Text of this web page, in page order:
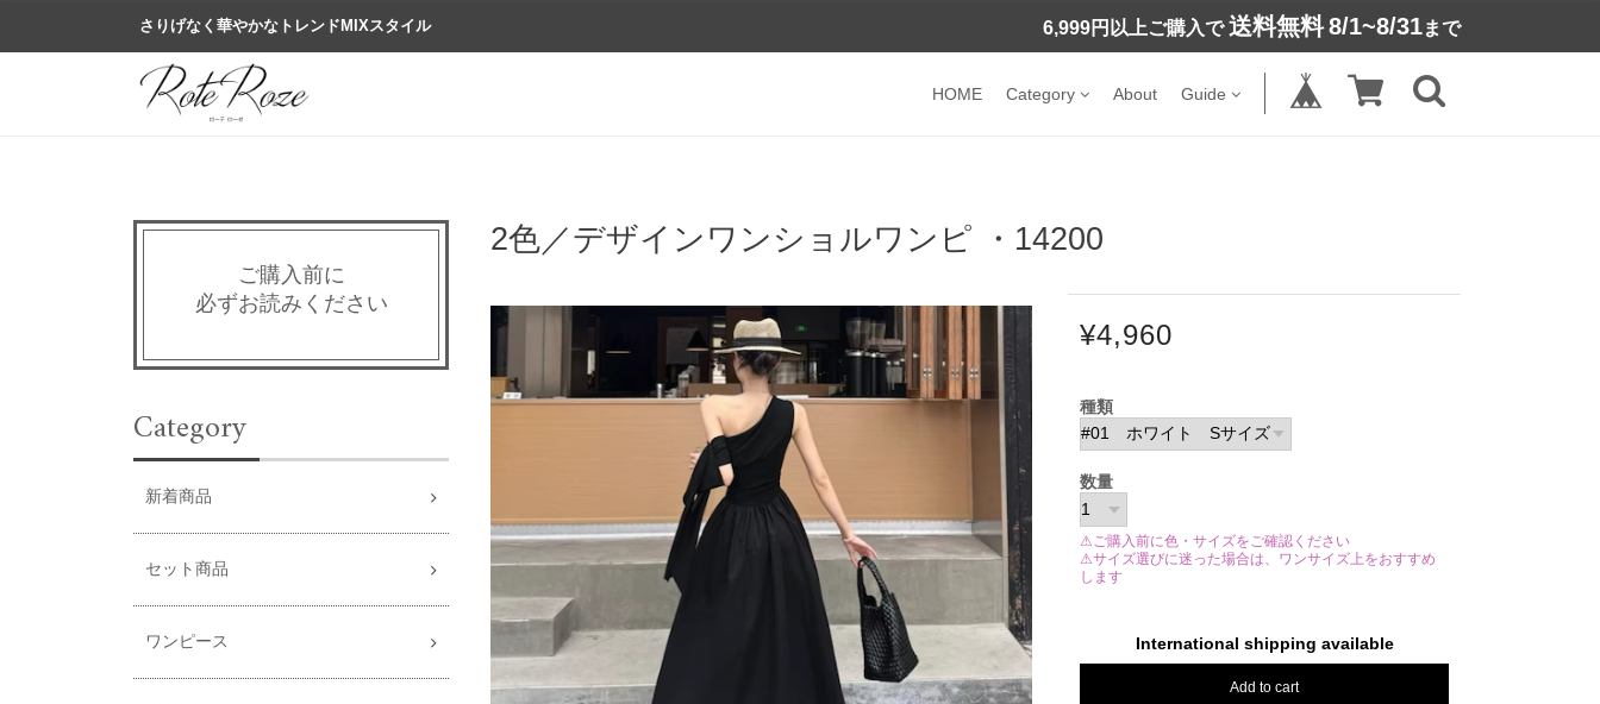
さりげなく華やかなトレンドMIXスタイル 6,999円以上ご購入で 送料無料8/1~8/31まで
HOME Category About Guide
2色／デザインワンショルワンピ ・14200
¥4,960
種類
数量
⚠ご購入前に色・サイズをご確認ください
⚠サイズ選びに迷った場合は、ワンサイズ上をおすすめ
します
International shipping available
Add to cart
ご購入前に
必ずお読みください
Category
新着商品
セット商品
ワンピース